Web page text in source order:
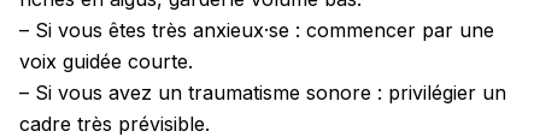
– Si vous êtes très anxieux·se : commencer par une
voix guidée courte.
– Si vous avez un traumatisme sonore : privilégier un
cadre très prévisible.